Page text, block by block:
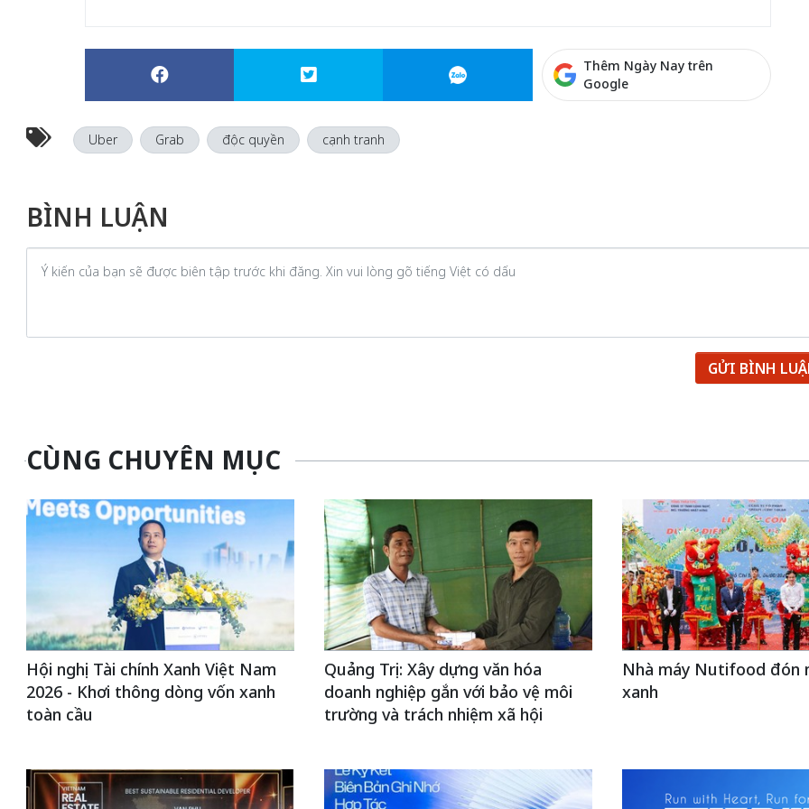
Thêm Ngày Nay trên
Google
Uber Grab độc quyền cạnh tranh
BÌNH LUẬN
GỬI BÌNH
CÙNG CHUYÊN MỤC
Hội nghị Tài chính Xanh Việt Nam
2026 - Khơi thông dòng vốn xanh
toàn cầu
Quảng Trị: Xây dựng văn hóa
doanh nghiệp gắn với bảo vệ môi
trường và trách nhiệm xã hội
Nhà máy Nutifood đón
xanh